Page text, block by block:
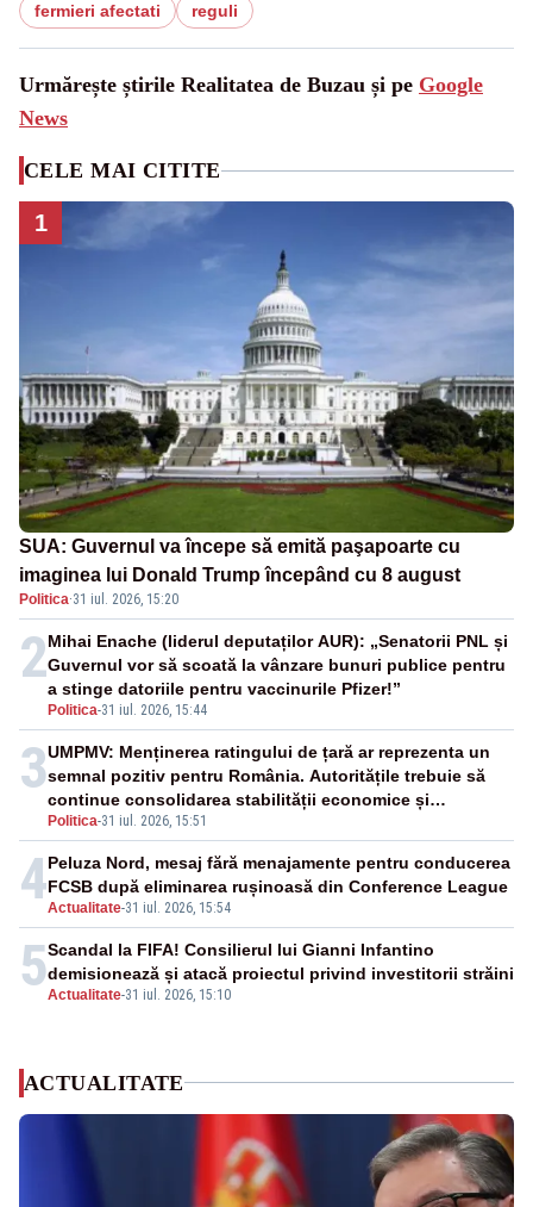
fermieri afectati
reguli
Urmărește știrile Realitatea de Buzau și pe Google
News
CELE MAI CITITE
1
SUA: Guvernul va începe să emită paşapoarte cu
imaginea lui Donald Trump începând cu 8 august
Politica·31 iul. 2026, 15:20
2
Politica-31 iul. 2026, 15:44
Mihai Enache (liderul deputaților AUR): „Senatorii PNL și
Guvernul vor să scoată la vânzare bunuri publice pentru
a stinge datoriile pentru vaccinurile Pfizer!”
3
Politica-31 iul. 2026, 15:51
UMPMV: Menținerea ratingului de țară ar reprezenta un
semnal pozitiv pentru România. Autoritățile trebuie să
continue consolidarea stabilității economice și
financiare
4Actualitate-31 iul. 2026, 15:54
Peluza Nord, mesaj fără menajamente pentru conducerea
FCSB după eliminarea rușinoasă din Conference League
5Actualitate-31 iul. 2026, 15:10
Scandal la FIFA! Consilierul lui Gianni Infantino
demisionează și atacă proiectul privind investitorii străini
ACTUALITATE